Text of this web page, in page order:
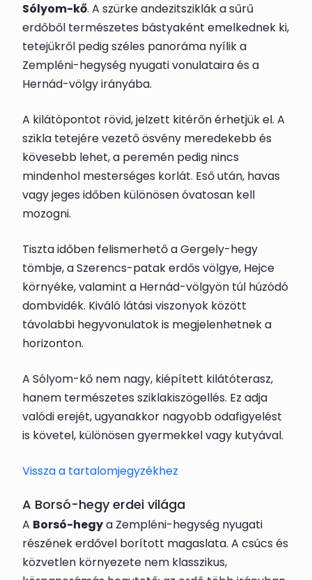
Sólyom-kő. A szürke andezitsziklák a sűrű
erdőből természetes bástyaként emelkednek ki,
tetejükről pedig széles panoráma nyílik a
Zempléni-hegység nyugati vonulataira és a
Hernád-völgy irányába.
A kilátópontot rövid, jelzett kitérőn érhetjük el. A
szikla tetejére vezető ösvény meredekebb és
kövesebb lehet, a peremén pedig nincs
mindenhol mesterséges korlát. Eső után, havas
vagy jeges időben különösen óvatosan kell
mozogni.
Tiszta időben felismerhető a Gergely-hegy
tömbje, a Szerencs-patak erdős völgye, Hejce
környéke, valamint a Hernád-völgyön túl húzódó
dombvidék. Kiváló látási viszonyok között
távolabbi hegyvonulatok is megjelenhetnek a
horizonton.
A Sólyom-kő nem nagy, kiépített kilátóterasz,
hanem természetes sziklakiszögellés. Ez adja
valódi erejét, ugyanakkor nagyobb odafigyelést
is követel, különösen gyermekkel vagy kutyával.
Vissza a tartalomjegyzékhez
A Borsó-hegy erdei világa
A Borsó-hegya Zempléni-hegység nyugati
részének erdővel borított magaslata. A csúcs és
közvetlen környezete nem klasszikus,